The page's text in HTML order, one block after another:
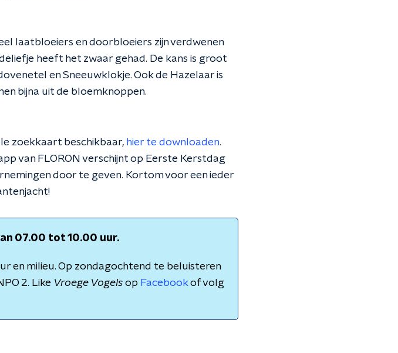
laatbloeiers en doorbloeiers zijn verdwenen
heeft het zwaar gehad. De kans is groot
en Sneeuwklokje. Ook de Hazelaar is
bijna uit de bloemknoppen.
zoekkaart beschikbaar, hier te downloaden.
van FLORON verschijnt op Eerste Kerstdag
door te geven. Kortom voor een ieder
07.00 tot 10.00 uur.
en milieu. Op zondagochtend te beluisteren
2. Like Vroege Vogels op Facebookof volg